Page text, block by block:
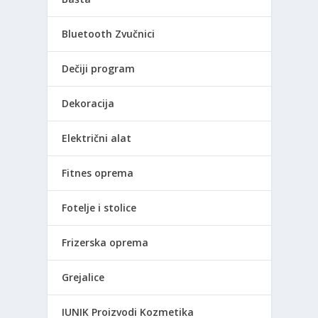
Bluetooth Zvučnici
Dečiji program
Dekoracija
Električni alat
Fitnes oprema
Fotelje i stolice
Frizerska oprema
Grejalice
IUNIK Proizvodi Kozmetika